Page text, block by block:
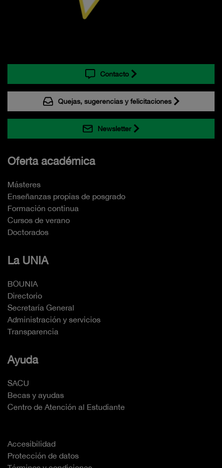
Contacto
Quejas, sugerencias y felicitaciones
Newsletter
Oferta académica
Másteres
Enseñanzas propias de posgrado
Formación continua
Cursos de verano
Doctorados
La UNIA
BOUNIA
Directorio
Secretaría General
Administración y servicios
Transparencia
Ayuda
SACU
Becas y ayudas
Centro de Atención al Estudiante
Accesibilidad
Protección de datos